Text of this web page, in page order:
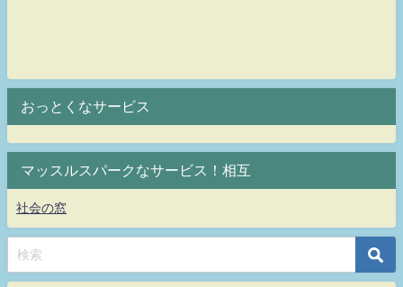
おっとくなサービス
マッスルスパークなサービス！相互
社会の窓